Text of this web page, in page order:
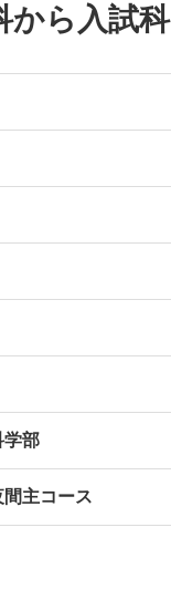
から入試
学部
間主コース